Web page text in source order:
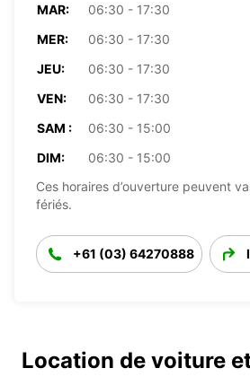
MAR:
06:30 - 17:30
MER:
06:30 - 17:30
JEU:
06:30 - 17:30
VEN:
06:30 - 17:30
SAM :
06:30 - 15:00
DIM:
06:30 - 15:00
Ces horaires d’ouverture peuvent
fériés.
+61 (03) 64270888
Location de voiture